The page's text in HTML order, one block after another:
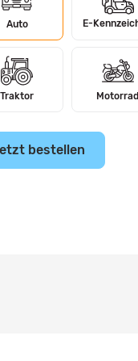
Auto E-
Traktor Motorrad
bestellen